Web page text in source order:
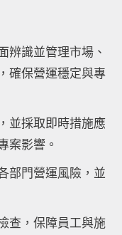
辨識並管理市場、
確保營運穩定與專
並採取即時措施應
案影響。
部門營運風險，並
查，保障員工與施